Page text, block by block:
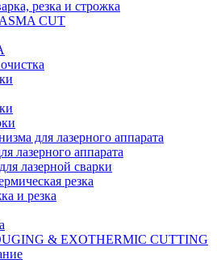
резка и строжка
CUT
для лазерного аппарата
лазерного аппарата
лазерной сварки
резка
и резка
& EXOTHERMIC CUTTING